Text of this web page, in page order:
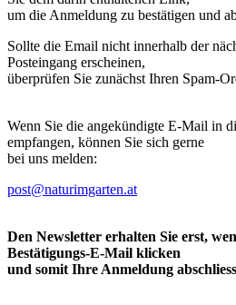
um die Anmeldung zu bestätigen und
Sollte die Email nicht innerhalb der
Posteingang erscheinen,
überprüfen Sie zunächst Ihren Spam-
Wenn Sie die angekündigte E-Mail in
empfangen, können Sie sich gerne
bei uns melden:
post@naturimgarten.at
Den Newsletter erhalten Sie erst,
Bestätigungs-E-Mail klicken
und somit Ihre Anmeldung